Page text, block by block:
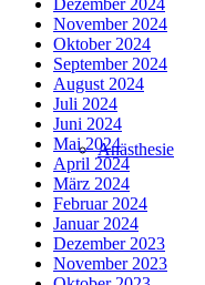
Anästhesie
Dezember 2024
November 2024
Oktober 2024
September 2024
August 2024
Juli 2024
Juni 2024
Mai 2024
April 2024
März 2024
Februar 2024
Januar 2024
Dezember 2023
November 2023